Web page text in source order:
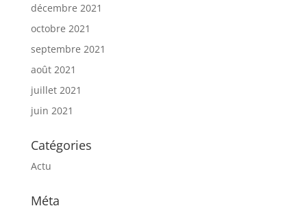
décembre 2021
octobre 2021
septembre 2021
août 2021
juillet 2021
juin 2021
Catégories
Actu
Méta